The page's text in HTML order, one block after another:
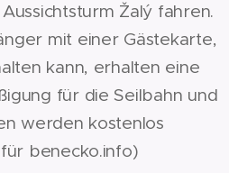
Žalý fahren.
mit einer Gästekarte,
kann, erhalten eine
für die Seilbahn und
werden kostenlos
benecko.info)